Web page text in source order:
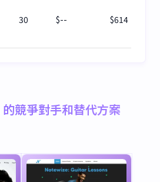
30 $-- $614
競爭對手和替代方案